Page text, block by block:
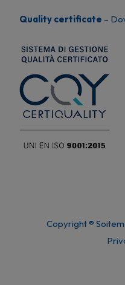
Quality certificate –
Copyright ®